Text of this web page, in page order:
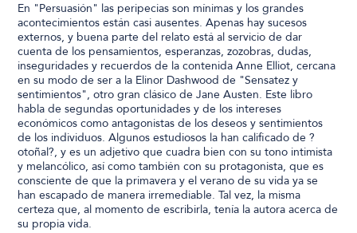
En "Persuasión" las peripecias son mínimas y los grandes
acontecimientos están casi ausentes. Apenas hay sucesos
externos, y buena parte del relato está al servicio de dar
cuenta de los pensamientos, esperanzas, zozobras, dudas,
inseguridades y recuerdos de la contenida Anne Elliot, cercana
en su modo de ser a la Elinor Dashwood de "Sensatez y
sentimientos", otro gran clásico de Jane Austen. Este libro
habla de segundas oportunidades y de los intereses
económicos como antagonistas de los deseos y sentimientos
de los individuos. Algunos estudiosos la han calificado de ?
otoñal?, y es un adjetivo que cuadra bien con su tono intimista
y melancólico, así como también con su protagonista, que es
consciente de que la primavera y el verano de su vida ya se
han escapado de manera irremediable. Tal vez, la misma
certeza que, al momento de escribirla, tenía la autora acerca de
su propia vida.